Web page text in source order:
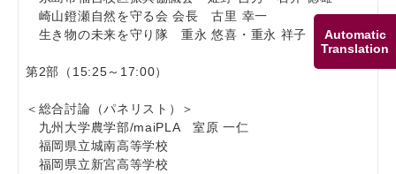
Automatic
Translation
崎山鐙瀬自然を守る会 会長 古里 幸一
生き物の未来を守り隊 重永 悠喜・重永 祥子
第2部（15:25～17:00）
＜総合討論（パネリスト）＞
九州大学農学部/maiPLA 室原 一仁
福岡県立城南高等学校
福岡県立新宮高等学校